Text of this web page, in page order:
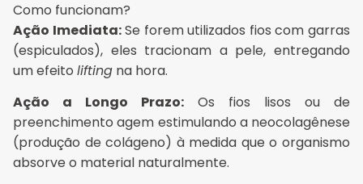
Como funcionam?
Ação Imediata:Se forem utilizados fios com garras
(espiculados), eles tracionam a pele, entregando
um efeito lifting na hora.
Ação a Longo Prazo: Os fios lisos ou de
preenchimento agem estimulando a neocolagênese
(produção de colágeno) à medida que o organismo
absorve o material naturalmente.